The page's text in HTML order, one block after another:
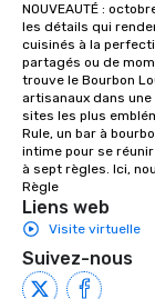
NOUVEAUTÉ :
les détails qui
cuisinés à la
partagés ou de
trouve le Bourbon
artisanaux dans
sites les plus
Rule, un bar à
intime pour se
à sept règles. Ici,
Règle
Liens web
Visite virtuelle
Suivez-nous